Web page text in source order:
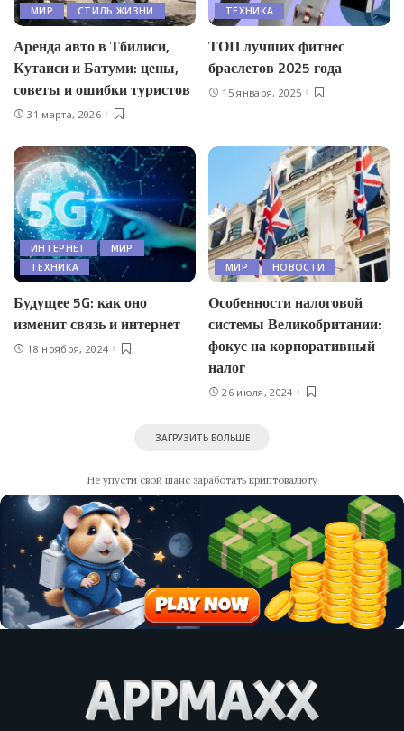
МИР СТИЛЬ ЖИЗНИ
Аренда авто в Тбилиси,
Кутаиси и Батуми: цены,
советы и ошибки туристов
31 марта, 2026
ТЕХНИКА
ТОП лучших фитнес
браслетов 2025 года
15 января, 2025
ИНТЕРНЕТ
МИР
ТЕХНИКА
Будущее 5G: как оно
изменит связь и интернет
18 ноября, 2024
МИР НОВОСТИ
Особенности налоговой
системы Великобритании:
фокус на корпоративный
налог
26 июля, 2024
ЗАГРУЗИТЬ БОЛЬШЕ
Не упусти свой шанс заработать криптовалюту